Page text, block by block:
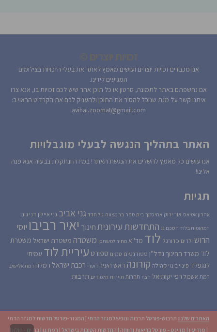
אנו מכבדים זכויות יוצרים ועושים מאמץ לאתר את בעלי הזכויות בצילומים
המגיעים לידינו.
אם נחשפתם באתר לתמונה, סרטון או כל תוכן אחר שיש לכם זכויות בו, אנא צרו
איתנו קשר על מנת שנוכל להסיר את התוכן ולהעניק לכם את הקרדיט הראוי ב:
avihai.zoomat@gmail.com
האתר בתהליך הנגשה לבעלי מוגבלויות
אנו עושים כל מאמץ להשלים את הנגשת האתר! במידה ונתקלת בבעיה אנא פנה
אלינו!
תגיות
אהרון אטיאס אור ירוק אחיסמך בית ספר בר מצווה גיל חדד גני אביב גני איילון דני גונן
המהומות בלוד הסכם גג התחדשות עירוניתחינוך יאיר רביבו יוסי
הרוש ילדים כדורגל לוד מד''א מחיר למשתכן משטרה משטרת ישראל משטרת
לוד משרד החינוך נדל''ן סטודנטים סמים ספורט עיריית לוד עמיחי
לנגפלד פינוי בינוי קהילה קורונה ראש העיר רוטרי רכבת ישראל רמלה רמת אלישיב
רמת אשכול רפי יקותיאל רצח תחרות תיירות תלמידים תרבות
האתרים שלנו: תרבוש-פורטל תרבות ונופש למגזר הדתי | המגזר-פורטל חדשות למגזר הדתי
| מודיעין | מדינט – פורטל בריאות ורווחה | החדשות הטובות בישראל | רמת גן | בת ים - חולון |